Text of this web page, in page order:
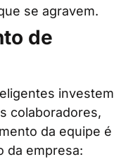
se agravem.
de
investem
colaboradores,
da equipe é
da empresa: